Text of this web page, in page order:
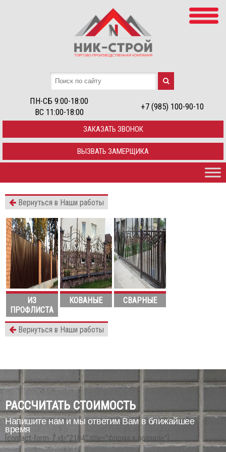
ПН-СБ 9:00-18:00
ВС 11:00-18:00
+7 (985) 100-90-10
ЗАКАЗАТЬ ЗВОНОК
ВЫЗВАТЬ ЗАМЕРЩИКА
Вернуться в Наши работы
ИЗ
ПРОФЛИСТА
КОВАНЫЕ СВАРНЫЕ
Вернуться в Наши работы
РАССЧИТАТЬ СТОИМОСТЬ
Напишите нам и мы ответим Вам в ближайшее
время
[contact-form-7 id="2184" title="Форма в подвале"]